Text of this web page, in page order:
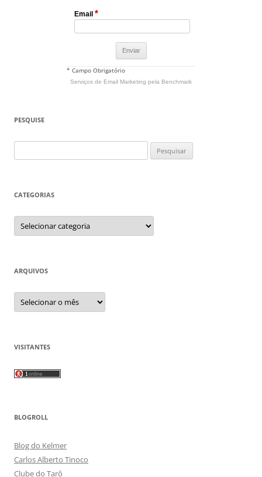
Email *
* Campo Obrigatório
Serviços de Email Marketing pela Benchmark
PESQUISE
por:
CATEGORIAS
Categorias
ARQUIVOS
Arquivos
VISITANTES
BLOGROLL
Blog do Kelmer
Carlos Alberto Tinoco
Clube do Tarô